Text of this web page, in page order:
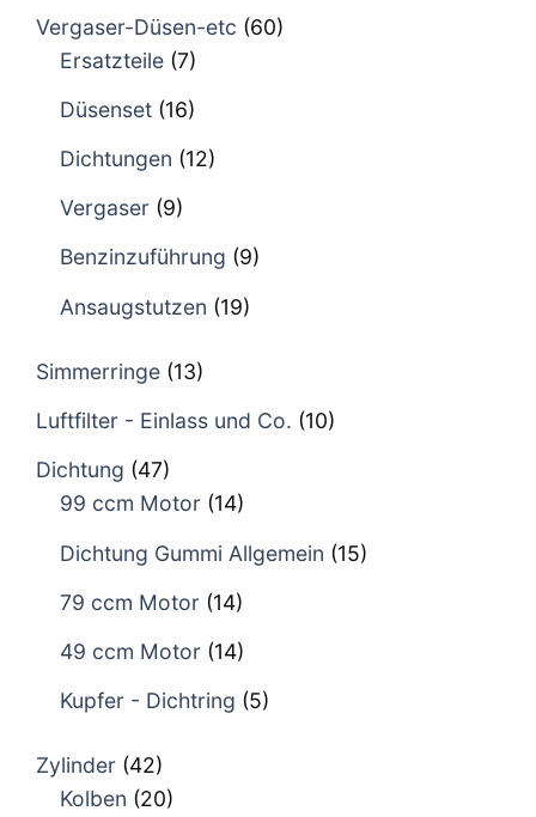
Vergaser-Düsen-etc (60)
Ersatzteile (7)
Düsenset (16)
Dichtungen (12)
Vergaser (9)
Benzinzuführung (9)
Ansaugstutzen (19)
Simmerringe (13)
Luftfilter - Einlass und Co. (10)
Dichtung (47)
99 ccm Motor (14)
Dichtung Gummi Allgemein (15)
79 ccm Motor (14)
49 ccm Motor (14)
Kupfer - Dichtring (5)
Zylinder (42)
Kolben (20)